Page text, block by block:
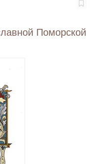
Поморской